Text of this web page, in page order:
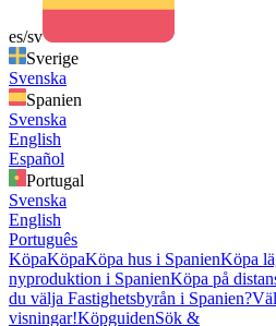
es/sv
Sverige
Svenska
Spanien
Svenska
English
Español
Portugal
Svenska
English
Português
KöpaKöpaKöpa hus i SpanienKöpa
nyproduktion i SpanienKöpa på
du välja Fastighetsbyrån i Spanien?
visningar!KöpguidenSök &